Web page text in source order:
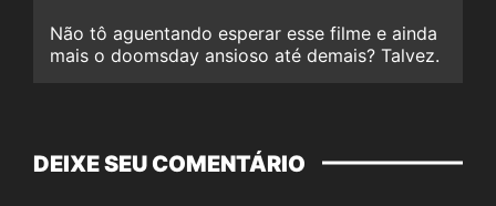
Não tô aguentando esperar esse filme e ainda
mais o doomsday ansioso até demais? Talvez.
DEIXE SEU COMENTÁRIO